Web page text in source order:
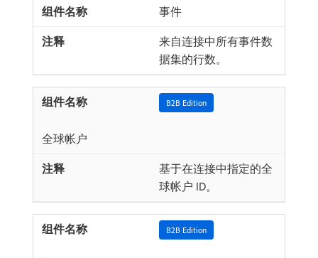
事件
来自连接中所有事件数
据集的行数。
B2B Edition
全球帐户
基于在连接中指定的全
球帐户 ID。
B2B Edition